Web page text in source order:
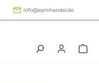
info@epmhandel.de